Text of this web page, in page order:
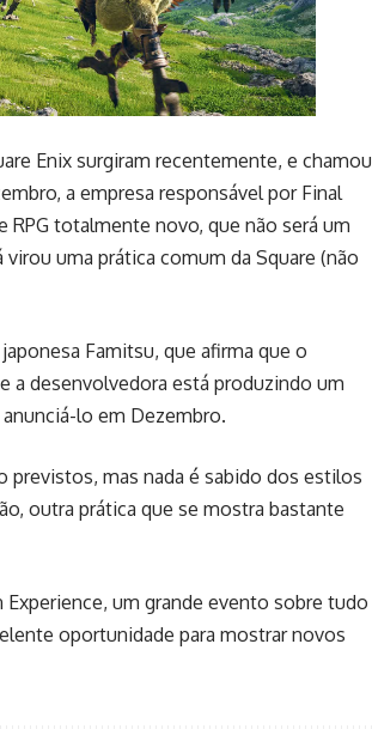
Enix surgiram recentemente, e chamou
a empresa responsável por Final
totalmente novo, que não será um
uma prática comum da Square (não
Famitsu, que afirma que o
a desenvolvedora está produzindo um
lo em Dezembro.
previstos, mas nada é sabido dos estilos
outra prática que se mostra bastante
um grande evento sobre tudo
oportunidade para mostrar novos